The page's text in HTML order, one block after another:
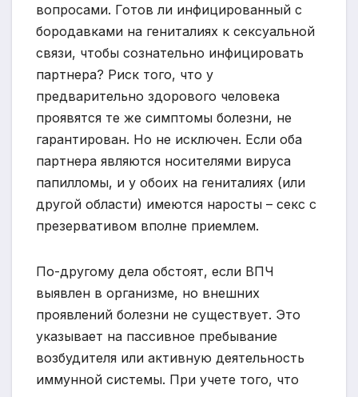
вопросами. Готов ли инфицированный с
бородавками на гениталиях к сексуальной
связи, чтобы сознательно инфицировать
партнера? Риск того, что у
предварительно здорового человека
проявятся те же симптомы болезни, не
гарантирован. Но не исключен. Если оба
партнера являются носителями вируса
папилломы, и у обоих на гениталиях (или
другой области) имеются наросты – секс с
презервативом вполне приемлем.
По-другому дела обстоят, если ВПЧ
выявлен в организме, но внешних
проявлений болезни не существует. Это
указывает на пассивное пребывание
возбудителя или активную деятельность
иммунной системы. При учете того, что